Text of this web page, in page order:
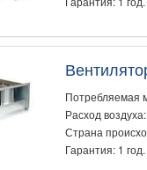
Потребляемая
Расход
Страна
Гарантия: 1 год.